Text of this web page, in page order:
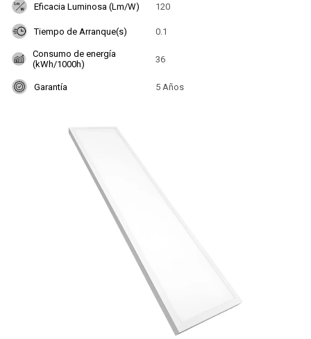
Eficacia Luminosa (Lm/W) 120
Tiempo de Arranque(s) 0.1
Consumo de energía
(kWh/1000h)
36
Garantía 5 Años